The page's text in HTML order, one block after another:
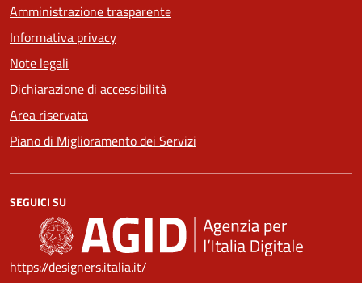
Amministrazione trasparente
Informativa privacy
Note legali
Dichiarazione di accessibilità
Area riservata
Piano di Miglioramento dei Servizi
SEGUICI SU
https://designers.italia.it/